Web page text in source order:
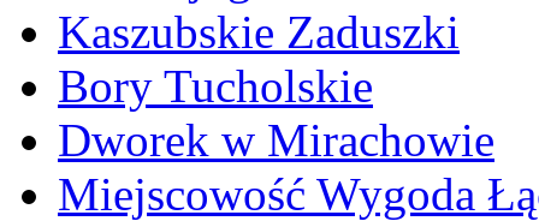
Kaszubskie Zaduszki
Bory Tucholskie
Dworek w Mirachowie
Miejscowość Wygoda